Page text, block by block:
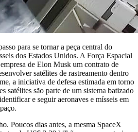
para se tornar a peça central do
dos Estados Unidos. A Força Espacial
de Elon Musk um contrato de
satélites de rastreamento dentro
a iniciativa de defesa estimada em torno
satélites são parte de um sistema batizado
e seguir aeronaves e mísseis em
Poucos dias antes, a mesma SpaceX